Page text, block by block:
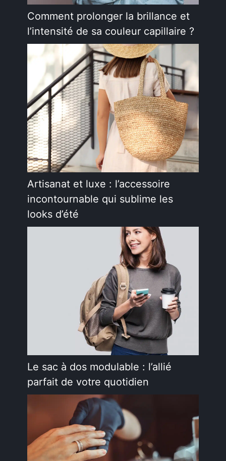
Comment prolonger la brillance et
l’intensité de sa couleur capillaire ?
Artisanat et luxe : l’accessoire
incontournable qui sublime les
looks d’été
Le sac à dos modulable : l’allié
parfait de votre quotidien